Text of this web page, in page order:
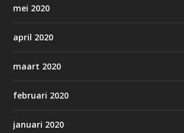
mei 2020
april 2020
maart 2020
februari 2020
januari 2020